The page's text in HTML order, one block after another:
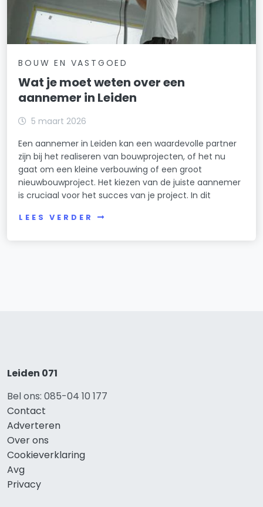
BOUW EN VASTGOED
Wat je moet weten over een
aannemer in Leiden
5 maart 2026
Een aannemer in Leiden kan een waardevolle partner
zijn bij het realiseren van bouwprojecten, of het nu
gaat om een kleine verbouwing of een groot
nieuwbouwproject. Het kiezen van de juiste aannemer
is cruciaal voor het succes van je project. In dit
LEES VERDER
Leiden 071
Bel ons: 085-04 10 177
Contact
Adverteren
Over ons
Cookieverklaring
Avg
Privacy